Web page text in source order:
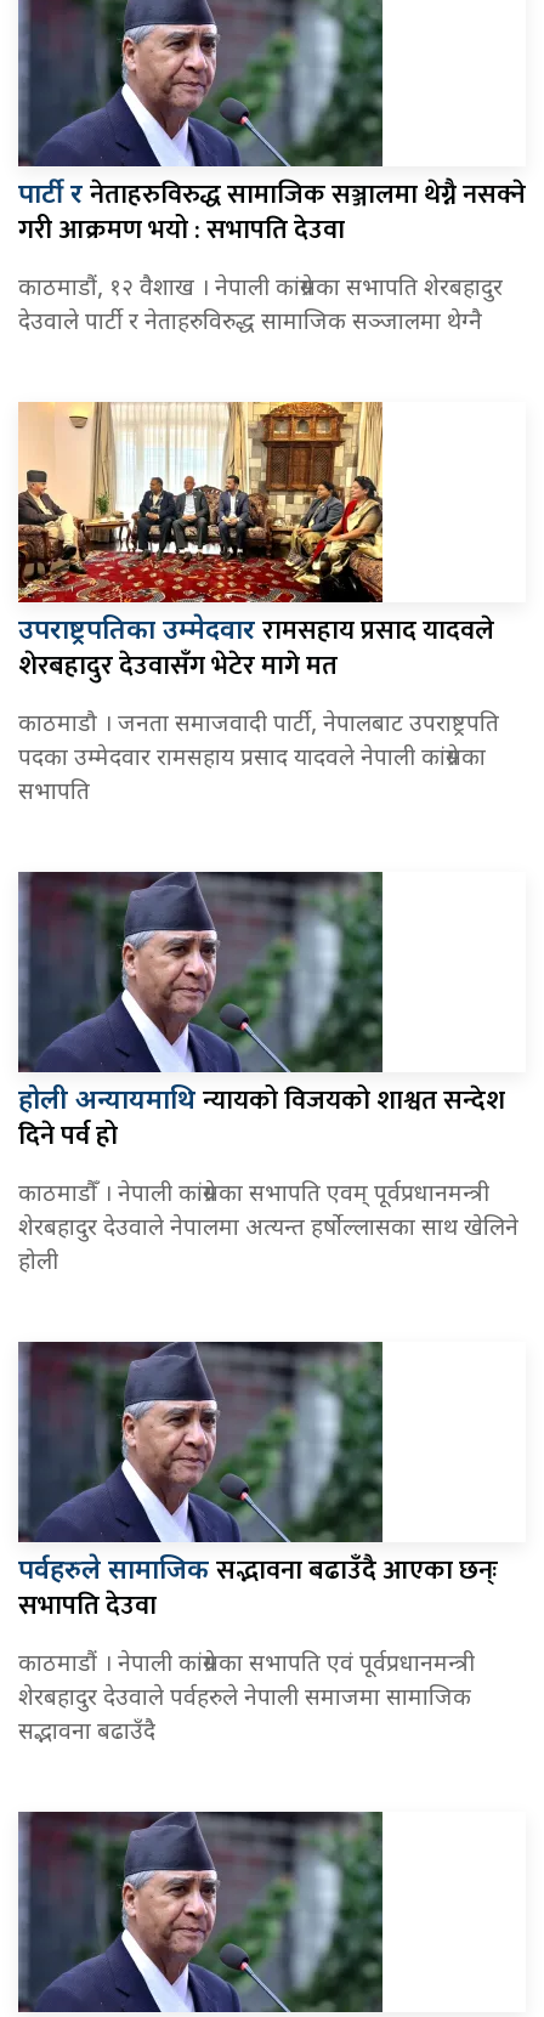
पार्टी र नेताहरुविरुद्ध सामाजिक सञ्जालमा थेग्नै नसक्ने
गरी आक्रमण भयो : सभापति देउवा
काठमाडौं, १२ वैशाख । नेपाली कांग्रेसका सभापति शेरबहादुर
देउवाले पार्टी र नेताहरुविरुद्ध सामाजिक सञ्जालमा थेग्नै
उपराष्ट्रपतिका उम्मेदवार रामसहाय प्रसाद यादवले
शेरबहादुर देउवासँग भेटेर मागे मत
काठमाडौ । जनता समाजवादी पार्टी, नेपालबाट उपराष्ट्रपति
पदका उम्मेदवार रामसहाय प्रसाद यादवले नेपाली कांग्रेसका
सभापति
होली अन्यायमाथि न्यायको विजयको शाश्वत सन्देश
दिने पर्व हो
काठमाडौँ । नेपाली कांग्रेसका सभापति एवम् पूर्वप्रधानमन्त्री
शेरबहादुर देउवाले नेपालमा अत्यन्त हर्षोल्लासका साथ खेलिने
होली
पर्वहरुले सामाजिक सद्भावना बढाउँदै आएका छन्ः
सभापति देउवा
काठमाडौं । नेपाली कांग्रेसका सभापति एवं पूर्वप्रधानमन्त्री
शेरबहादुर देउवाले पर्वहरुले नेपाली समाजमा सामाजिक
सद्भावना बढाउँदै